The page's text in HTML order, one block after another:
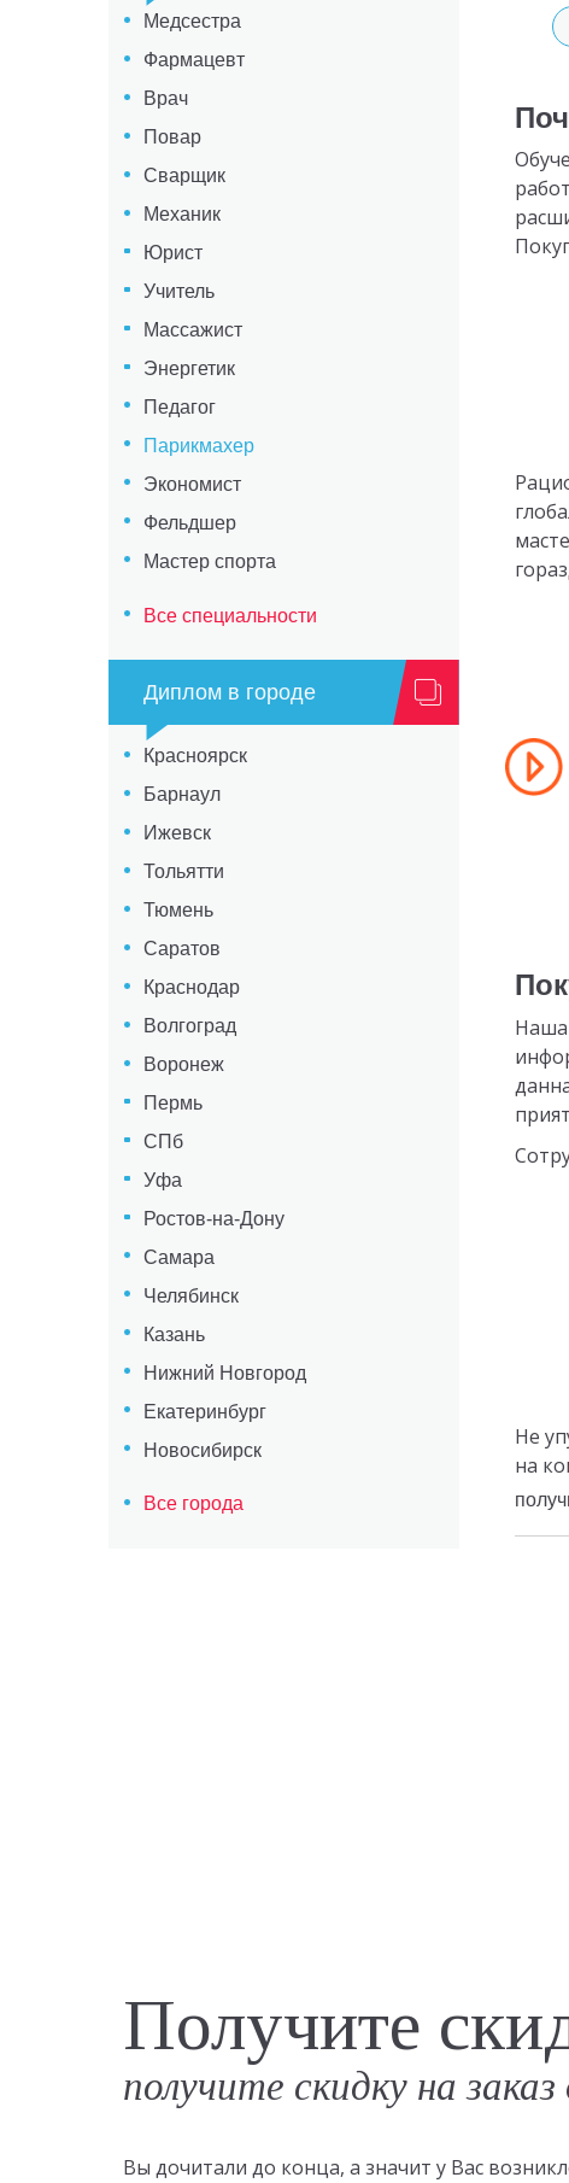
Медсестра
Фармацевт
Врач
Повар
Сварщик
Механик
Юрист
Учитель
Массажист
Энергетик
Педагог
Парикмахер
Экономист
Фельдшер
Мастер спорта
Все специальности
Диплом в городе
Красноярск
Барнаул
Ижевск
Тольятти
Тюмень
Саратов
Краснодар
Волгоград
Воронеж
Пермь
СПб
Уфа
Ростов-на-Дону
Самара
Челябинск
Казань
Нижний Новгород
Екатеринбург
Новосибирск
Все города
Наша
Не
на
Получите
получите скидку на
Вы дочитали до конца, а значит у Вас